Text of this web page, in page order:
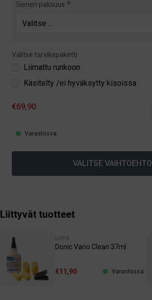
Sienen paksuus
Valitse tarvikepaketti
Liimattu runkoon
Käsitelty /ei hyväksytty kisoissa
€69,90
Varastossa
VALITSE VAIHTOEHTO
Liittyvät tuotteet
Liima
Donic Vario Clean 37ml
€11,90 Varastossa